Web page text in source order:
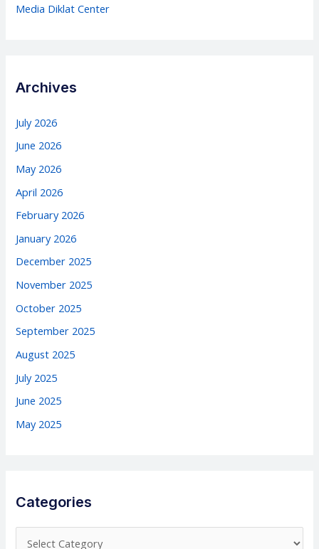
Media Diklat Center
Archives
July 2026
June 2026
May 2026
April 2026
February 2026
January 2026
December 2025
November 2025
October 2025
September 2025
August 2025
July 2025
June 2025
May 2025
Categories